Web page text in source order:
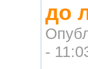
до
-